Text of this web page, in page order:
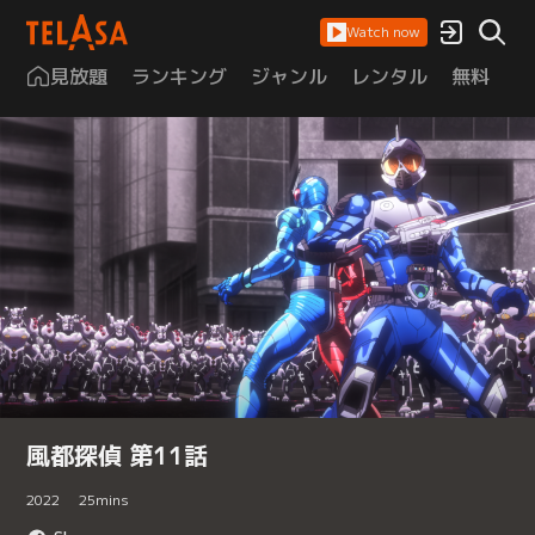
Watch now
見放題 ランキング ジャンル レンタル 無料
風都探偵 第11話
2022 25mins